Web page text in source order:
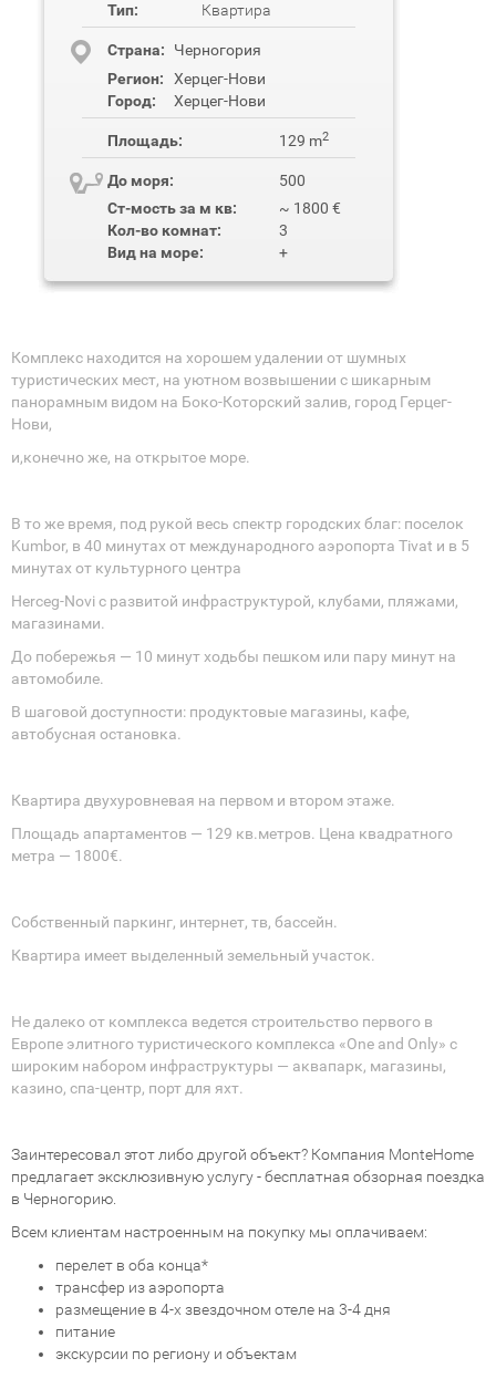
Тип:
Квартира
Cтрана:
Черногория
Регион:
Херцег-Нови
Город:
Херцег-Нови
Площадь: 129 m2
До моря:
500
Ст-мость за м кв:
~ 1800 €
Кол-во комнат:
3
Вид на море:
+
Комплекс находится на хорошем удалении от шумных
туристических мест, на уютном возвышении с шикарным
панорамным видом на Боко-Которский залив, город Герцег-
Нови,
и,конечно же, на открытое море.
В то же время, под рукой весь спектр городских благ: поселок
Kumbor, в 40 минутах от международного аэропорта Tivat и в 5
минутах от культурного центра
Herceg-Novi с развитой инфраструктурой, клубами, пляжами,
магазинами.
До побережья — 10 минут ходьбы пешком или пару минут на
автомобиле.
В шаговой доступности: продуктовые магазины, кафе,
автобусная остановка.
Квартира двухуровневая на первом и втором этаже.
Площадь апартаментов — 129 кв.метров. Цена квадратного
метра — 1800€.
Собственный паркинг, интернет, тв, бассейн.
Квартира имеет выделенный земельный участок.
Не далеко от комплекса ведется строительство первого в
Европе элитного туристического комплекса «One and Only» с
широким набором инфраструктуры — аквапарк, магазины,
казино, спа-центр, порт для яхт.
Заинтересовал этот либо другой объект? Компания MonteHome
предлагает эксклюзивную услугу - бесплатная обзорная поездка
в Черногорию.
Всем клиентам настроенным на покупку мы оплачиваем:
перелет в оба конца*
трансфер из аэропорта
размещение в 4-х звездочном отеле на 3-4 дня
питание
экскурсии по региону и объектам